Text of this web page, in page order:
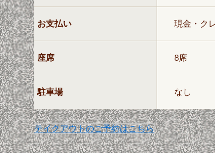
お支払い 現金・ク
座席 8席
駐車場 なし
テイクアウトのご予約はこちら